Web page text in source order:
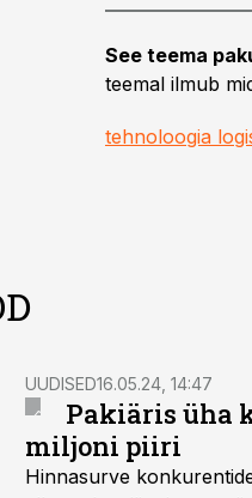
See teema
teemal ilmub
tehnoloogia
UUDISED16.05.24, 14:47
Pakiäris üha
miljoni piiri
Hinnasurve